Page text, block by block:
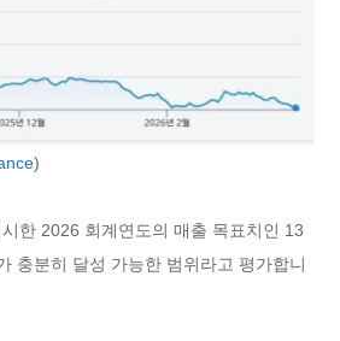
)
한 2026 회계연도의 매출 목표치인 13
충분히 달성 가능한 범위라고 평가합니